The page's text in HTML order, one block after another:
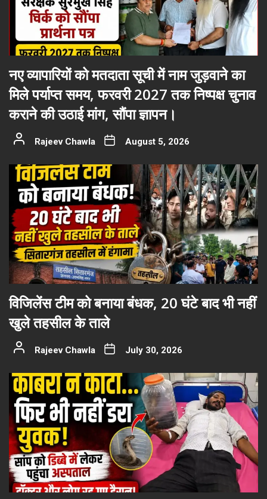
नए व्यापारियों को मतदाता सूची में नाम जुड़वाने का
मिले पर्याप्त समय, फरवरी 2027 तक निष्पक्ष चुनाव
कराने की उठाई मांग, सौंपा ज्ञापन।
Rajeev Chawla August 5, 2026
विजिलेंस टीम को बनाया बंधक, 20 घंटे बाद भी नहीं
खुले तहसील के ताले
Rajeev Chawla July 30, 2026